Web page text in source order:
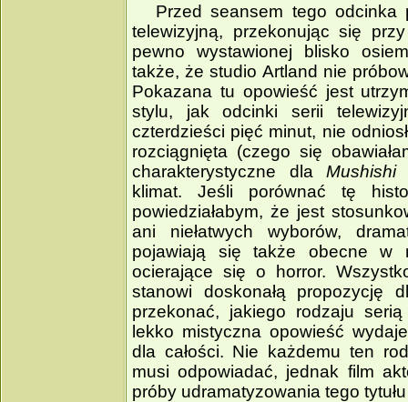
Przed seansem tego odcinka
telewizyjną, przekonując się
pewno wystawionej blisko
także, że studio Artland nie
Pokazana tu opowieść jest
stylu, jak odcinki serii
czterdzieści pięć minut, nie
rozciągnięta (czego się
charakterystyczne dlaMushishii
klimat. Jeśli porównać tę
powiedziałabym, że jest
ani niełatwych wyborów,
pojawiają się także obecne w
ocierające się o horror.
stanowi doskonałą propozycję
przekonać, jakiego rodzaju
lekko mistyczna opowieść
dla całości. Nie każdemu ten
musi odpowiadać, jednak film
próby udramatyzowania tego